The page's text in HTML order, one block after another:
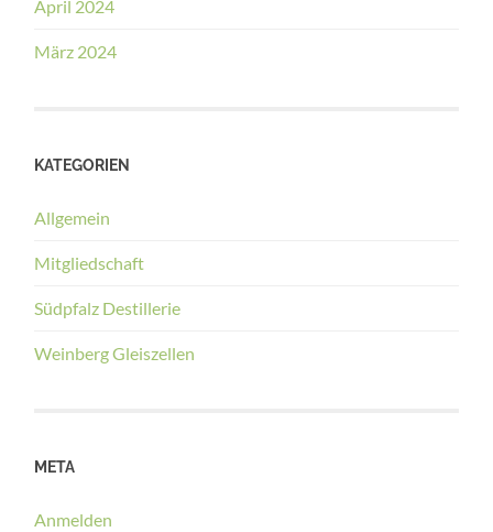
April 2024
März 2024
KATEGORIEN
Allgemein
Mitgliedschaft
Südpfalz Destillerie
Weinberg Gleiszellen
META
Anmelden